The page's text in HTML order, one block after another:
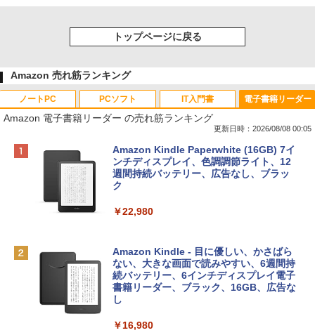
トップページに戻る
Amazon 売れ筋ランキング
ノートPC
Apple 2026 MacBook Neo A18 Proチッ
プ搭載13インチノートブック：AIとAppl
e Intelligence、Liquid Retinaディスプ
レイ、8GBメモリ、512GB SSD、1080p
ィゴ + 3年延長 AppleCare+ for 13インチ
￥162,598
tomtoc 360°保護 15.6 16インチ パソコ
ンケース Dell NEC Lavie ASUS HP dyna
PCソフト
Robloxギフトカード - 800 Robux 【限
定バーチャルアイテムを含む】 【オンラ
インゲームコード】 ロブロックス | オン
ラインコード版
￥1,300
Robloxギフトカード - 1000 Robux 【限
定バーチャルアイテムを含む】 【オンラ
インゲームコード】 ロブロックス |オン
ラインコード版
IT入門書
生成AIパスポート公式テキスト 第４版
￥1,766
出す プロンプトの言葉 AI画像生成シリー
ズ (はぴーイラストLabo)
￥480
ClaudeCode いちばんやさしい 教科書:
電子書籍リーダー
Amazon 電子書籍リーダー の売れ筋ランキング
更新日時：2026/08/08 00:05
Amazon Kindle Paperwhite (16GB) 7イ
ンチディスプレイ、色調調節ライト、12
週間持続バッテリー、広告なし、ブラッ
ク
￥22,980
Amazon Kindle - 目に優しい、かさばら
ない、大きな画面で読みやすい、6週間持
続バッテリー、6インチディスプレイ電子
書籍リーダー、ブラック、16GB、広告な
し
￥16,980